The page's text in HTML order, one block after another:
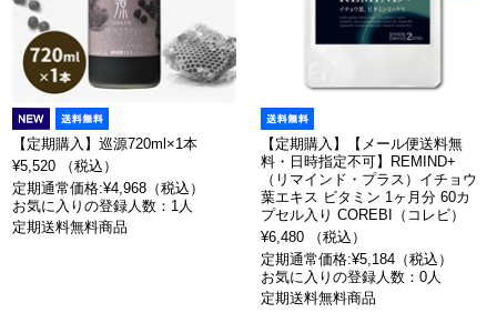
【定期購入】巡源720ml×1本
¥5,520 （税込）
定期通常価格:¥4,968（税込）
お気に入りの登録人数：1人
定期送料無料商品
【定期購入】【メール便送料無
料・日時指定不可】REMIND+
（リマインド・プラス）イチョウ
葉エキス ビタミン 1ヶ月分 60カ
プセル入り COREBI（コレビ）
¥6,480 （税込）
定期通常価格:¥5,184（税込）
お気に入りの登録人数：0人
定期送料無料商品